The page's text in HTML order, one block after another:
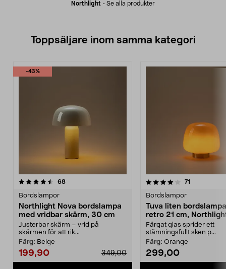
Northlight - Se alla produkter
Toppsäljare inom samma kategori
-43%
68recensioner
Bordslampor
Northlight Nova bordslampa
med vridbar skärm, 30 cm
Justerbar skärm – vrid på
skärmen för att rik...
Färg: Beige
199,90 349,00
4.0 av 5 stjärnor 71
Bordslampor
Tuva liten
retro 21 cm,
Färgat glas sprider ett
stämningsfullt sken p...
Färg: Orange
299,00
4.5 av 5 stjärnor